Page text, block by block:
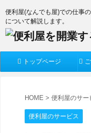
便利屋(なんでも屋)での仕事
について解説します。
トップページ
HOME > 便利屋のサー
便利屋のサービス